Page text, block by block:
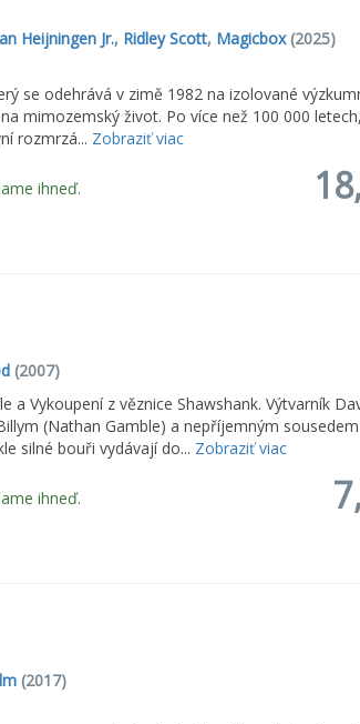
Heijningen Jr., Ridley Scott, Magicbox(2025)
se odehrává v zimě 1982 na izolované
mimozemský život. Po více než 100 000
rozmrzá... Zobraziť viac
ihneď.
(2007)
a Vykoupení z věznice Shawshank. Výtvarník
(Nathan Gamble) a nepříjemným
silné bouři vydávají do... Zobraziť viac
ihneď.
(2017)